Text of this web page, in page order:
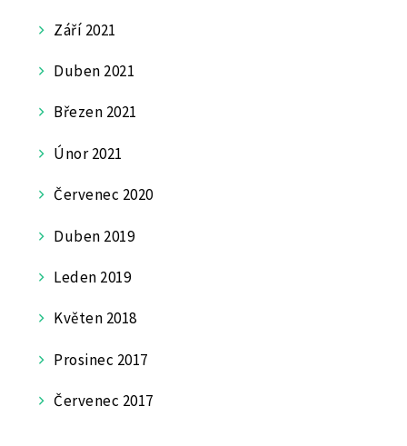
Září 2021
Duben 2021
Březen 2021
Únor 2021
Červenec 2020
Duben 2019
Leden 2019
Květen 2018
Prosinec 2017
Červenec 2017